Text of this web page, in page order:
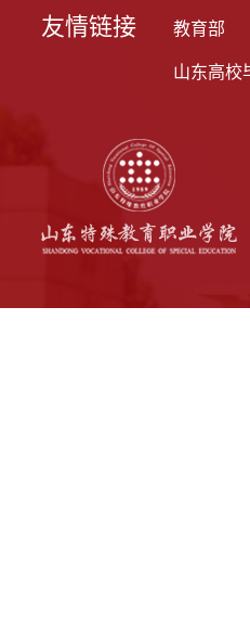
友情链接 教育部
山东高校